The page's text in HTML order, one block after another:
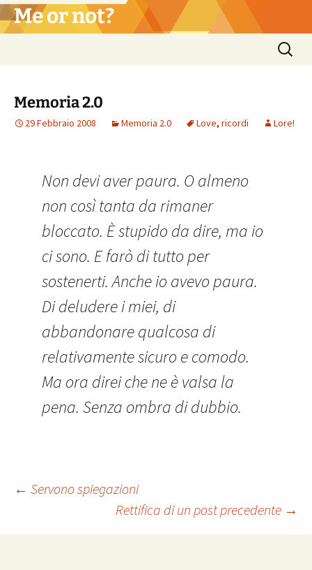
Vai
al Me or not?
Ricerca
per:
Memoria 2.0
29 Febbraio 2008 Memoria 2.0 Love, ricordi Lore!
Non devi aver paura. O almeno
non così tanta da rimaner
bloccato. È stupido da dire, ma io
ci sono. E farò di tutto per
sostenerti. Anche io avevo paura.
Di deludere i miei, di
abbandonare qualcosa di
relativamente sicuro e comodo.
Ma ora direi che ne è valsa la
pena. Senza ombra di dubbio.
Navigazione
articolo
← Servono spiegazioni
Rettifica di un post precedente →